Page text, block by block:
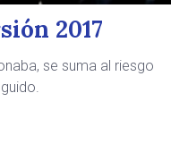
2017
se suma al riesgo